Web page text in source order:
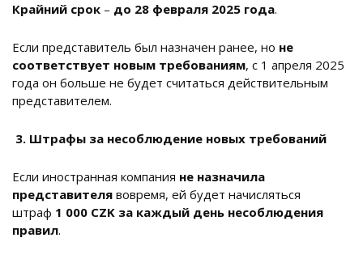
Крайний срок – до 28 февраля 2025 года.
Если представитель был назначен ранее, но не
соответствует новым требованиям, с 1 апреля 2025
года он больше не будет считаться действительным
представителем.
3. Штрафы за несоблюдение новых требований
Если иностранная компания не назначила
представителя вовремя, ей будет начисляться
штраф 1 000 CZK за каждый день несоблюдения
правил.